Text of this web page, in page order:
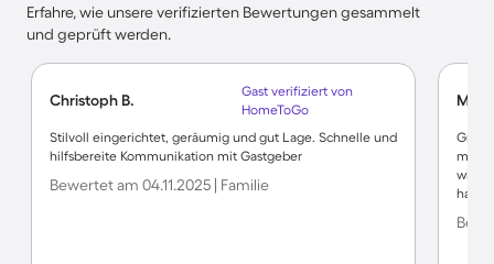
Erfahre, wie unsere verifizierten Bewertungen gesammelt
und geprüft werden.
Christoph B.
Gast verifiziert von
HomeToGo
Stilvoll eingerichtet, geräumig und gut Lage. Schnelle und
hilfsbereite Kommunikation mit Gastgeber
Bewertet am 04.11.2025 | Familie
mit
wir